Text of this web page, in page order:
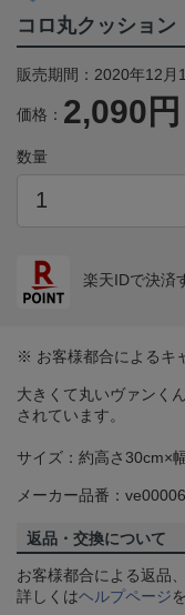
コロ丸クッショ
販売期間：2020年12月
価格： 2,090円
数量
楽天IDで決済
※ お客様都合によるキ
大きくて丸いヴァンく
されています。
サイズ：約高さ30cm×
メーカー品番：
返品・交換について
お客様都合による返品
詳しくはヘルプページ